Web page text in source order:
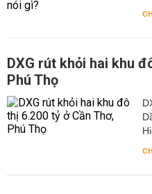
DXG rút khỏi hai khu
Phú Thọ